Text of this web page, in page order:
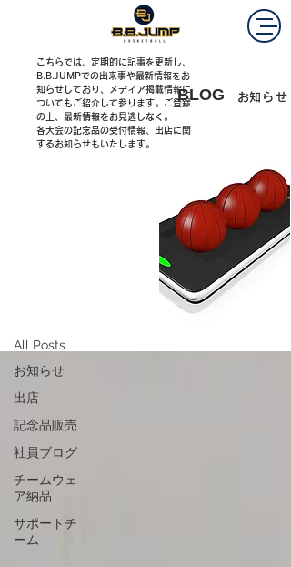
All Posts
お知らせ
出店
記念品販売
社員ブログ
チームウェ
ア納品
サポートチ
ーム
BLOG ​お知らせ
こちらでは、定期的に記事を更新し、
B.B.JUMPでの出来事や最新情報をお
知らせしており、メディア掲載情報に
ついてもご紹介して参ります。ご登録
の上、最新情報をお見逃しなく。
​各大会の記念品の受付情報、出店に関
するお知らせもいたします。